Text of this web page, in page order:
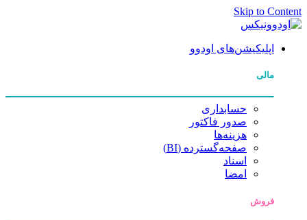
Skip to Content
اپلیکیشن‌های اودوو
مالی
حسابداری
صدور فاکتور
هزینه‌ها
صفحه‌گسترده (BI)
اسناد
امضا
فروش